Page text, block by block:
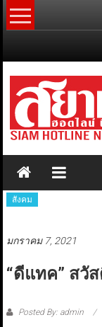
Skip
to
สังคม
มกราคม 7, 2021
“ดีแทค” สวั
Posted By: admin